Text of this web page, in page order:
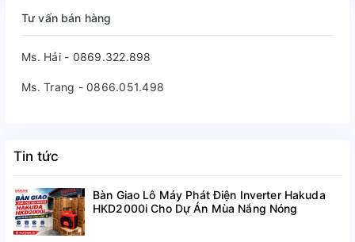
Tư vấn bán hàng
Ms. Hải - 0869.322.898
Ms. Trang - 0866.051.498
Tin tức
Bàn Giao Lô Máy Phát Điện Inverter Hakuda
HKD2000i Cho Dự Án Mùa Nắng Nóng